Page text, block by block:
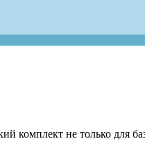
комплект не только для